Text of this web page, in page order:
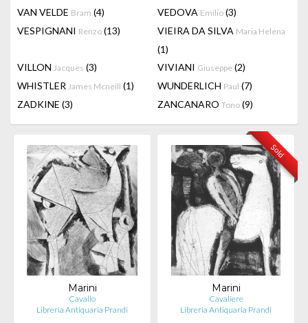
VAN VELDE Bram (4) VEDOVA Emilio (3)
VESPIGNANI Renzo (13) VIEIRA DA SILVA Maria Helena
(1)
VILLON Jacques (3) VIVIANI Giuseppe (2)
WHISTLER James Mcneill (1) WUNDERLICH Paul (7)
ZADKINE (3) ZANCANARO Tono (9)
Marini
Cavallo
Libreria Antiquaria Prandi
Sold
Marini
Cavaliere
Libreria Antiquaria Prandi